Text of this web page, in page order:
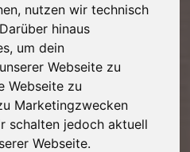
nutzen wir technisch
hinaus
um dein
Webseite zu
Webseite zu
Marketingzwecken
schalten jedoch aktuell
Webseite.
registrieren